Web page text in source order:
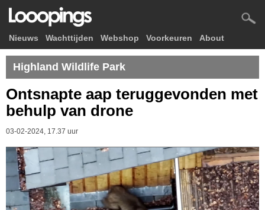
Nieuws Wachttijden Webshop Voorkeuren About
Highland Wildlife Park
Ontsnapte aap teruggevonden met
behulp van drone
03-02-2024, 17.37 uur